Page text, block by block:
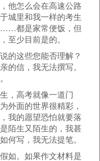
他怎么会在高速公路
城里和我一样的考生
……都是家常便饭，但
至少目前是的。
的这些您能否理解？
的信，我无法撰写。
，高考就像一道门
外面的世界很精彩，
我的愿望恐怕就要落
陌生又陌生的，我甚
何写，我无法提笔。
如。如果作文材料是